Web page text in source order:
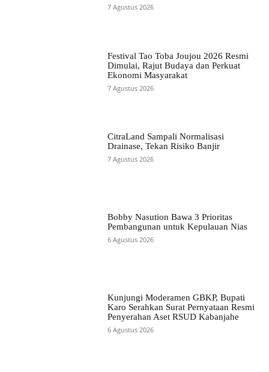
7 Agustus 2026
Festival Tao Toba Joujou 2026 Resmi
Dimulai, Rajut Budaya dan Perkuat
Ekonomi Masyarakat
7 Agustus 2026
CitraLand Sampali Normalisasi
Drainase, Tekan Risiko Banjir
7 Agustus 2026
Bobby Nasution Bawa 3 Prioritas
Pembangunan untuk Kepulauan Nias
6 Agustus 2026
Kunjungi Moderamen GBKP, Bupati
Karo Serahkan Surat Pernyataan Resmi
Penyerahan Aset RSUD Kabanjahe
6 Agustus 2026